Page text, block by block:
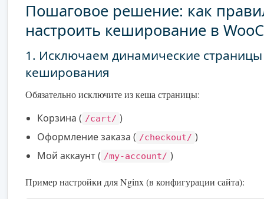
Пошаговое решение: как
настроить кеширование в
1. Исключаем динамические страницы
кеширования
Обязательно исключите из кеша страницы:
Корзина ( /cart/ )
Оформление заказа ( /checkout/ )
Мой аккаунт ( /my-account/ )
Пример настройки для Nginx (в конфигурации сайта):